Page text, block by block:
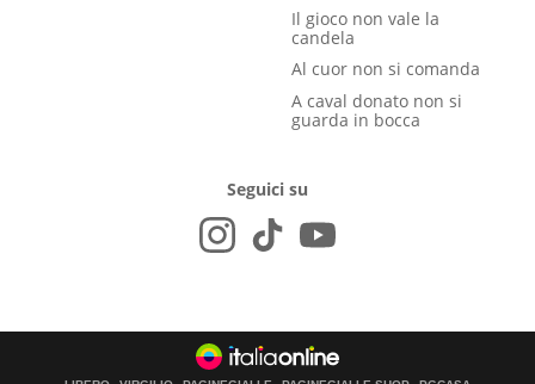
Il gioco non vale la
candela
Al cuor non si comanda
A caval donato non si
guarda in bocca
Seguici su